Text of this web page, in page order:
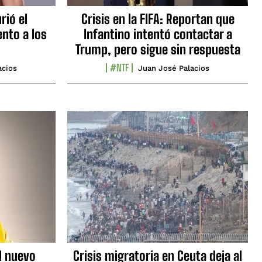
el
a los
Crisis en la FIFA: Reportan que
Infantino intentó contactar a
Trump, pero sigue sin respuesta
#NTF Juan José Palacios
nuevo Crisis migratoria en Ceuta deja al